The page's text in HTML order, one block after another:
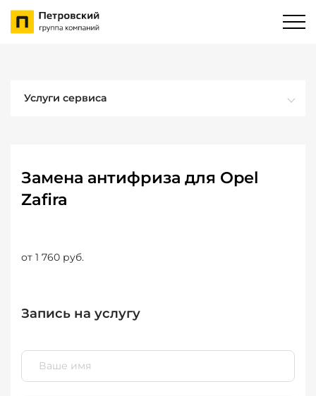
Услуги сервиса
Замена антифриза для Opel
Zafira
от 1 760 руб.
Запись на услугу